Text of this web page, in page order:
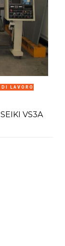
DI LAVORO
VS3A